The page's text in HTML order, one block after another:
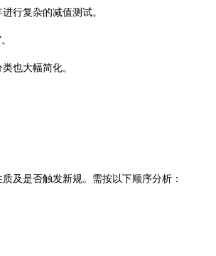
行复杂的减值测试。
也大幅简化。
及是否触发新规。需按以下顺序分析：